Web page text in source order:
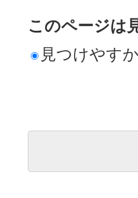
このページは
見つけやす